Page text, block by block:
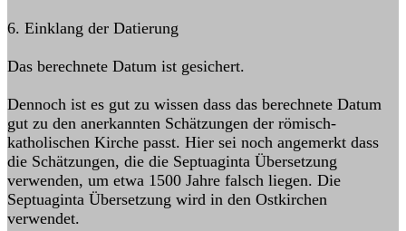
6. Einklang der Datierung
Das berechnete Datum ist gesichert.
Dennoch ist es gut zu wissen dass das berechnete Datum
gut zu den anerkannten Schätzungen der römisch-
katholischen Kirche passt. Hier sei noch angemerkt dass
die Schätzungen, die die Septuaginta Übersetzung
verwenden, um etwa 1500 Jahre falsch liegen. Die
Septuaginta Übersetzung wird in den Ostkirchen
verwendet.